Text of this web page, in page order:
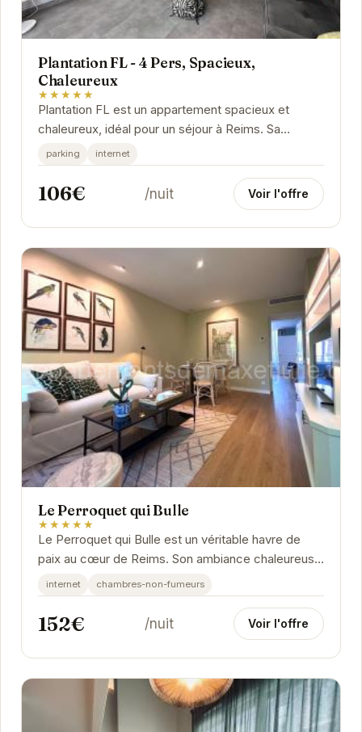
Plantation FL - 4 Pers, Spacieux,
Chaleureux
★★★★★
Plantation FL est un appartement spacieux et
chaleureux, idéal pour un séjour à Reims. Sa
situation géographique privilégiée vous permettra
de...
parking internet
106€ /nuit Voir l'offre
Le Perroquet qui Bulle
★★★★★
Le Perroquet qui Bulle est un véritable havre de
paix au cœur de Reims. Son ambiance chaleureuse
et son décor élégant créent une atmosphère...
internet chambres-non-fumeurs
152€ /nuit Voir l'offre